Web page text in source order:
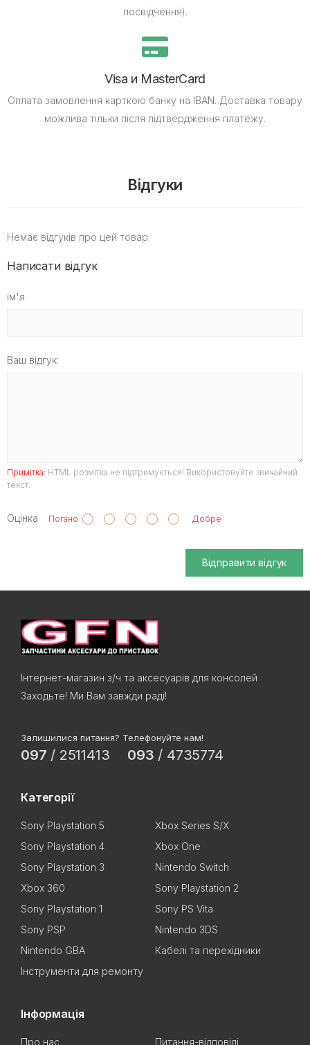
посвідчення).
Visa и MasterCard
Оплата замовлення карткою банку на IBAN. Доставка товару
можлива тільки після підтвердження платежу.
Відгуки
Немає відгуків про цей товар.
Написати відгук
ім'я
Ваш відгук:
Примітка: HTML розмітка не підтримується! Використовуйте звичайний
текст.
Оцінка Погано Добре
Відправити відгук
Інтернет-магазин з/ч та аксесуарів для консолей
Заходьте! Ми Вам завжди раді!
Залишилися питання? Телефонуйте нам!
097 / 2511413 093 / 4735774
Категорії
Sony Playstation 5
Xbox Series S/X
Sony Playstation 4
Xbox One
Sony Playstation 3
Nintendo Switch
Xbox 360
Sony Playstation 2
Sony Playstation 1
Sony PS Vita
Sony PSP
Nintendo 3DS
Nintendo GBA
Кабелі та перехідники
Інструменти для ремонту
Інформація
Про нас Питання-відповіді